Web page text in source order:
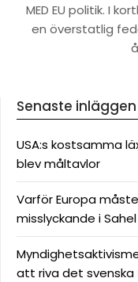
MED EU politik. I
en överstatlig
Senaste inläggen
USA:s kostsamma
blev måltavlor
Varför Europa
misslyckande i Sahel
att riva det